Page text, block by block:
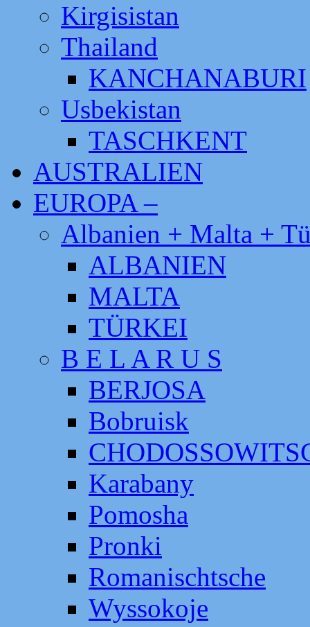
Kirgisistan
Thailand
KANCHANABURI
Usbekistan
TASCHKENT
AUSTRALIEN
EUROPA –
Albanien + Malta +
ALBANIEN
MALTA
TÜRKEI
B E L A R U S
BERJOSA
Bobruisk
Karabany
Pomosha
Pronki
Romanischtsche
Wyssokoje